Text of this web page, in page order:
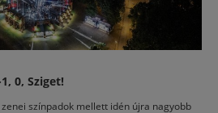
0, Sziget!
színpadok mellett idén újra nagyobb